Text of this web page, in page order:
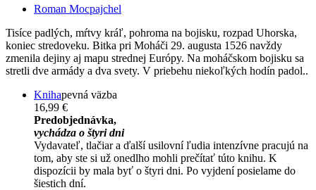
Roman Mocpajchel
Tisíce padlých, mŕtvy kráľ, pohroma na bojisku, rozpad Uhorska,
koniec stredoveku. Bitka pri Moháči 29. augusta 1526 navždy
zmenila dejiny aj mapu strednej Európy. Na moháčskom bojisku sa
stretli dve armády a dva svety. V priebehu niekoľkých hodín padol..
Knihapevná väzba
16,99 €
Predobjednávka,
vychádza o štyri dni
Vydavateľ, tlačiar a ďalší usilovní ľudia intenzívne pracujú na
tom, aby ste si už onedlho mohli prečítať túto knihu. K
dispozícii by mala byť o štyri dni. Po vyjdení posielame do
šiestich dní.